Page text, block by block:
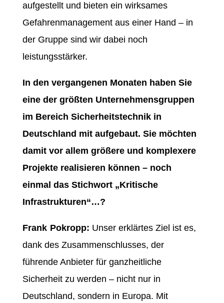
aufgestellt und bieten ein wirksames
Gefahrenmanagement aus einer Hand – in
der Gruppe sind wir dabei noch
leistungsstärker.
In den vergangenen Monaten haben Sie
eine der größten Unternehmensgruppen
im Bereich Sicherheitstechnik in
Deutschland mit aufgebaut. Sie möchten
damit vor allem größere und komplexere
Projekte realisieren können – noch
einmal das Stichwort „Kritische
Infrastrukturen“…?
Frank Pokropp: Unser erklärtes Ziel ist es,
dank des Zusammenschlusses, der
führende Anbieter für ganzheitliche
Sicherheit zu werden – nicht nur in
Deutschland, sondern in Europa. Mit